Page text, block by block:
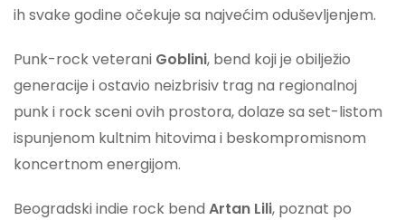
ih svake godine očekuje sa najvećim oduševljenjem.
Punk-rock veterani Goblini, bend koji je obilježio
generacije i ostavio neizbrisiv trag na regionalnoj
punk i rock sceni ovih prostora, dolaze sa set-listom
ispunjenom kultnim hitovima i beskompromisnom
koncertnom energijom.
Beogradski indie rock bend Artan Lili, poznat po